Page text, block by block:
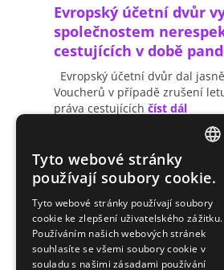
Evropský účetní dvůr
společnostem
cestujících v době
Evropský účetní dvůr dal
Voucherů v případě zrušení
práva cestujících číst dál
Tyto webové stránky
používají soubory cookie.
Tyto webové stránky používají soubory
cookie ke zlepšení uživatelského zážitku.
Používáním našich webových stránek
souhlasíte se všemi soubory cookie v
souladu s našimi zásadami používání